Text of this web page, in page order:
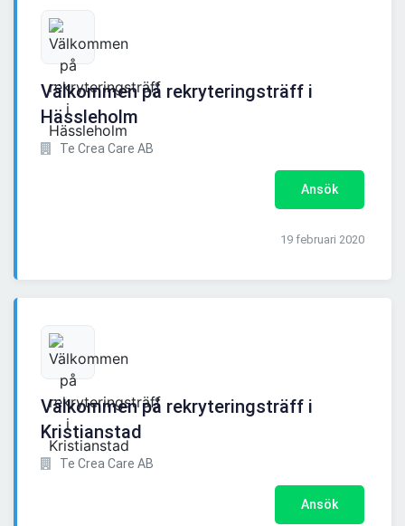
Välkommen på rekryteringsträff i
Hässleholm
Te Crea Care AB
Ansök
19 februari 2020
Välkommen på rekryteringsträff i
Kristianstad
Te Crea Care AB
Ansök